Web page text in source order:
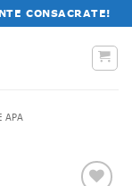
CONSACRATE!
APA